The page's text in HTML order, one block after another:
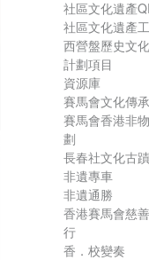
社區文化遺產
社區文化遺產
西營盤歷史文
計劃項目
資源庫
賽馬會文化傳
賽馬會香港非
劃
長春社文化古
非遺專車
非遺通勝
香港賽馬會慈
行
香．校變奏